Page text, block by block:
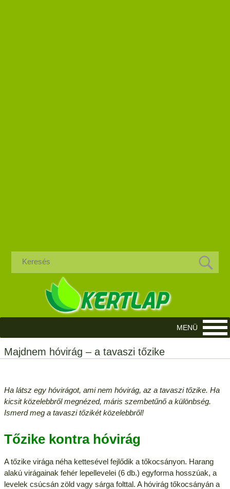
Majdnem hóvirág – a tavaszi tőzike
Ha látsz egy hóvirágot, ami nem hóvirág, az a tavaszi tőzike. Ha
kicsit közelebbről megnézed, máris szembetűnő a különbség.
Ismerd meg a tavaszi tőzikét közelebbről!
Tőzike kontra hóvirág
A tőzike virága néha kettesével fejlődik a tőkocsányon. Harang
alakú virágainak fehér lepellevelei (6 db.) egyforma hosszúak, a
levelek csúcsán zöld vagy sárga folttal. A hóvirág tőkocsányán a